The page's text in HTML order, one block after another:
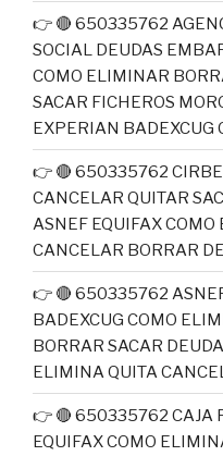
👉 🔴 650335762
SOCIAL DEUDAS
COMO ELIMINAR
SACAR FICHEROS
EXPERIAN BADEXCUG
👉 🔴 650335762
CANCELAR QUITAR
ASNEF EQUIFAX
CANCELAR BORRAR
👉 🔴 650335762
BADEXCUG COMO
BORRAR SACAR
ELIMINA QUITA
👉 🔴 650335762 CAJA
EQUIFAX COMO